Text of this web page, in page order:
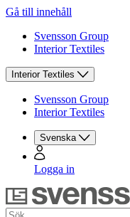
Gå till innehåll
Svensson Group
Interior Textiles
Interior Textiles
Svensson Group
Interior Textiles
Svenska
Logga in